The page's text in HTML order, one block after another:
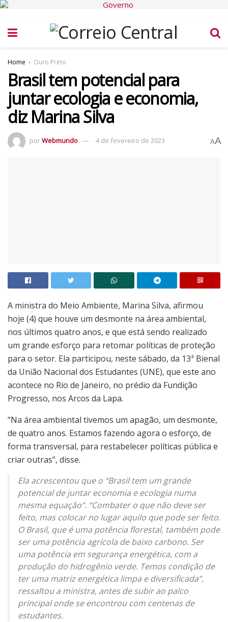
Home Ouro Preto
Brasil tem potencial para
juntar ecologia e economia,
diz Marina Silva
porWebmundo 4 de fevereiro de 2023 AA
A ministra do Meio Ambiente, Marina Silva, afirmou
hoje (4) que houve um desmonte na área ambiental,
nos últimos quatro anos, e que está sendo realizado
um grande esforço para retomar políticas de proteção
para o setor. Ela participou, neste sábado, da 13ª Bienal
da União Nacional dos Estudantes (UNE), que este ano
acontece no Rio de Janeiro, no prédio da Fundição
Progresso, nos Arcos da Lapa.
“Na área ambiental tivemos um apagão, um desmonte,
de quatro anos. Estamos fazendo agora o esforço, de
forma transversal, para restabelecer políticas pública e
criar outras”, disse.
Ela acrescentou que o “Brasil tem um grande
potencial de juntar economia e ecologia numa
mesma equação”. “Combater o que não deve ser
feito, mas colocar no lugar aquilo que pode ser feito.
O Brasil, que é uma potência florestal, também pode
ser uma potência agrícola de baixo carbono. Ser
uma potência em segurança energética, com a
produção do hidrogênio verde. Temos condição de
ter uma matriz energética limpa e diversificada”,
ressaltou a ministra, antes de subir ao palco
principal onde se encontrou com centenas de
estudantes.